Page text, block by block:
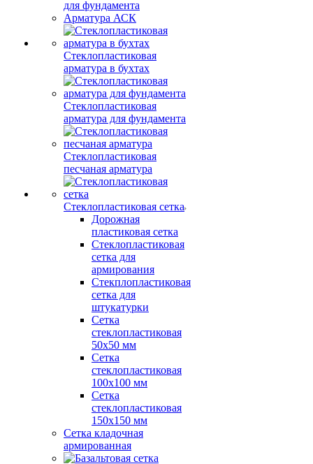
для фундамента
Арматура АСК
Стеклопластиковая
арматура в бухтах
Стеклопластиковая
арматура для фундамента
Стеклопластиковая
песчаная арматура
Стеклопластиковая сетка
Дорожная
пластиковая сетка
Стеклопластиковая
сетка для
армирования
Стекплопластиковая
сетка для
штукатурки
Сетка
стеклопластиковая
50x50 мм
Сетка
стеклопластиковая
100x100 мм
Сетка
стеклопластиковая
150x150 мм
Сетка кладочная
армированная